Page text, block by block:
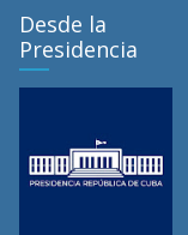
Desde la
Presidencia